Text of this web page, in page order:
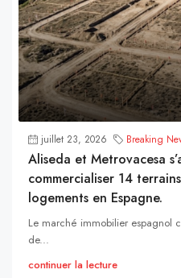
juillet 23, 2026 Breaking
Aliseda et Metrovacesa
commercialiser 14
logements en Espagne.
Le marché immobilier espagnol
de...
continuer la lecture